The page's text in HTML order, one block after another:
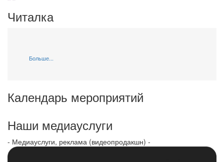
Читалка
Больше...
Календарь мероприятий
Наши медиауслуги
- Медиауслуги, реклама (видеопродакшн) -